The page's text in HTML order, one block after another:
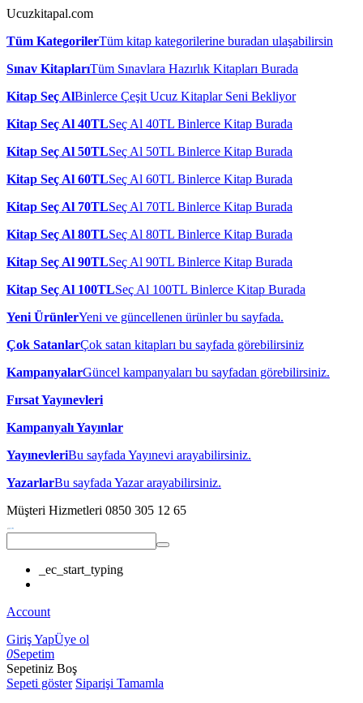
Ucuzkitapal.com
Tüm KategorilerTüm kitap kategorilerine buradan ulaşabilirsin
Sınav KitaplarıTüm Sınavlara Hazırlık Kitapları Burada
Kitap Seç AlBinlerce Çeşit Ucuz Kitaplar Seni Bekliyor
Kitap Seç Al 40TLSeç Al 40TL Binlerce Kitap Burada
Kitap Seç Al 50TLSeç Al 50TL Binlerce Kitap Burada
Kitap Seç Al 60TLSeç Al 60TL Binlerce Kitap Burada
Kitap Seç Al 70TLSeç Al 70TL Binlerce Kitap Burada
Kitap Seç Al 80TLSeç Al 80TL Binlerce Kitap Burada
Kitap Seç Al 90TLSeç Al 90TL Binlerce Kitap Burada
Kitap Seç Al 100TLSeç Al 100TL Binlerce Kitap Burada
Yeni ÜrünlerYeni ve güncellenen ürünler bu sayfada.
Çok SatanlarÇok satan kitapları bu sayfada görebilirsiniz
KampanyalarGüncel kampanyaları bu sayfadan görebilirsiniz.
Fırsat Yayınevleri
Kampanyalı Yayınlar
YayınevleriBu sayfada Yayınevi arayabilirsiniz.
YazarlarBu sayfada Yazar arayabilirsiniz.
Müşteri Hizmetleri 0850 305 12 65
_ec_start_typing
Account
Giriş YapÜye ol
0Sepetim
Sepetiniz Boş
Sepeti göster Siparişi Tamamla